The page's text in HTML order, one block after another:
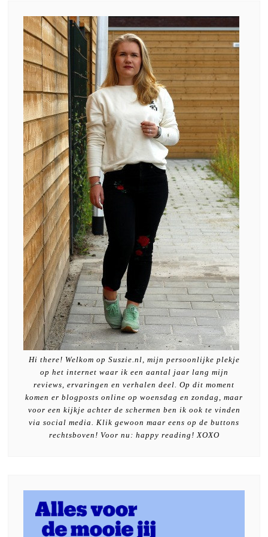
Hi there! Welkom op Suszie.nl, mijn persoonlijke plekje
op het internet waar ik een aantal jaar lang mijn
reviews, ervaringen en verhalen deel. Op dit moment
komen er blogposts online op woensdag en zondag, maar
voor een kijkje achter de schermen ben ik ook te vinden
via social media. Klik gewoon maar eens op de buttons
rechtsboven! Voor nu: happy reading! XOXO